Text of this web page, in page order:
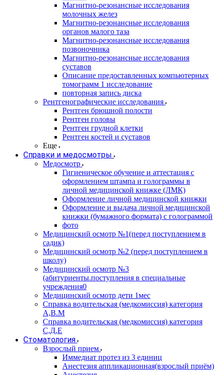
Магнитно-резонансные исследования
молочных желез
Магнитно-резонансные исследования
органов малого таза
Магнитно-резонансные исследования
позвоночника
Магнитно-резонансные исследования
суставов
Описание предоставленных компьютерных
томограмм 1 исследование
повторная запись диска
Рентгенографические исследования
Рентген брюшной полости
Рентген головы
Рентген грудной клетки
Рентген костей и суставов
Еще
Справки и медосмотры
Медосмотр
Гигиеническое обучение и аттестация с
оформлением штампа и голограммы в
личной медицинской книжке (ЛМК)
Оформление личной медицинской книжки
Оформление и выдача личной медицинской
книжки (бумажного формата) с голограммой
фото
Медицинский осмотр №1(перед поступлением в
садик)
Медицинский осмотр №2 (перед поступлением в
школу)
Медицинский осмотр №3
(абитуриенты.поступления в специальные
учреждения0
Медицинский осмотр дети 1мес
Справка водительская (медкомиссия) категория
А,В.М
Справка водительская (медкомиссия) категория
С,Д,Е
Стоматология
Взрослый прием
Иммедиат протез из 3 единиц
Анестезия аппликационная(взрослый приём)